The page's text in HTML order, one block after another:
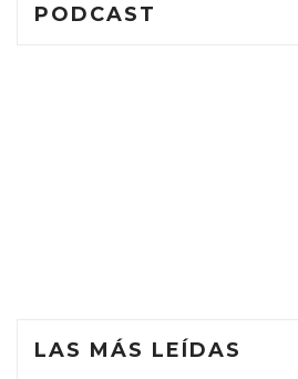
PODCAST
LAS MÁS LEÍDAS